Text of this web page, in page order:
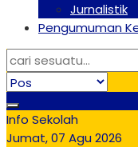
Jurnalistik
Pengumuman
Info Sekolah
Jumat, 07 Agu 2026